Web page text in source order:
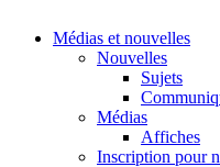
Médias et nouvelles
Nouvelles
Sujets
Médias
Affiches
Inscription pour